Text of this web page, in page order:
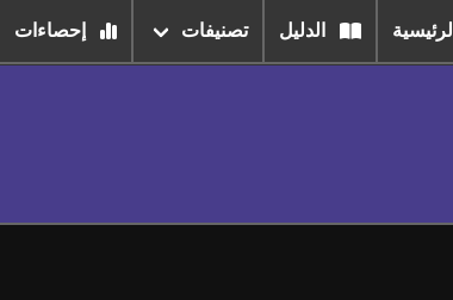
الرئيسية الدليل تصنيفات إحصاءات